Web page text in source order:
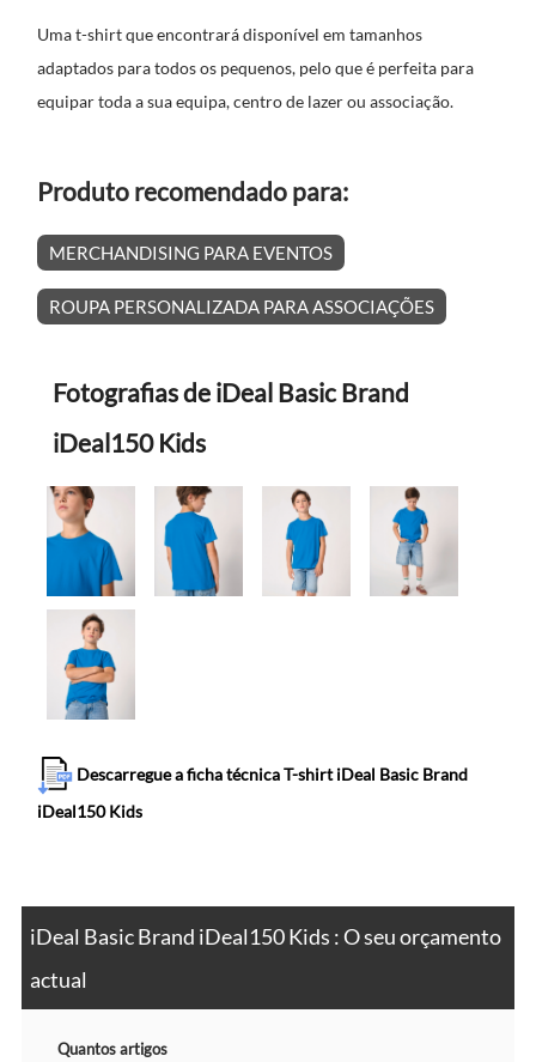
Uma t-shirt que encontrará disponível em tamanhos
adaptados para todos os pequenos, pelo que é perfeita para
equipar toda a sua equipa, centro de lazer ou associação.
Produto recomendado para:
MERCHANDISING PARA EVENTOS
ROUPA PERSONALIZADA PARA ASSOCIAÇÕES
Fotografias de iDeal Basic Brand
iDeal150 Kids
Descarregue a ficha técnica T-shirt iDeal Basic Brand
iDeal150 Kids
iDeal Basic Brand iDeal150 Kids : O seu orçamento
actual
Quantos artigos